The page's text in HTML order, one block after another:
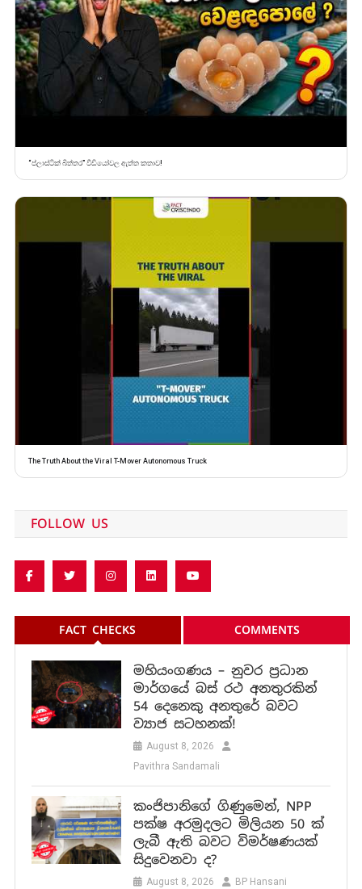
“ප්ලාස්ටික් බිත්තර” වීඩියෝවල ඇත්ත කතාව!
The Truth About the Viral T-Mover Autonomous Truck
FOLLOW US
FACT CHECKS COMMENTS
මහියංගණය – නුවර ප්‍රධාන
මාර්ගයේ බස් රථ අනතුරකින්
54 දෙනෙකු අනතුරේ බවට
ව්‍යාජ සටහනක්!
August 8, 2026
Pavithra Sandamali
කංජිපානිගේ ගිණුමෙන්, NPP
පක්ෂ අරමුදලට මිලියන 50 ක්
ලැබී ඇති බවට විමර්ෂණයක්
සිදුවෙනවා ද?
August 8, 2026 BP Hansani